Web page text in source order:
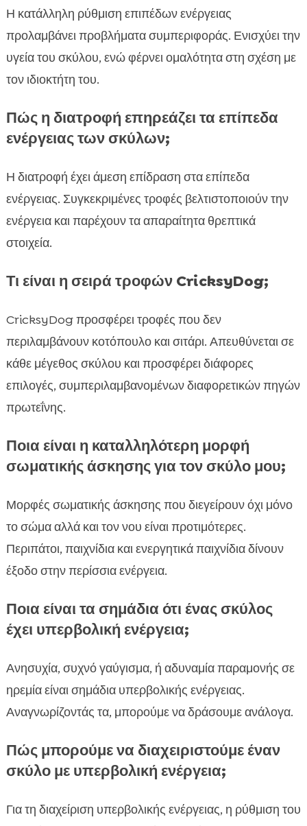
Η κατάλληλη ρύθμιση επιπέδων ενέργειας
προλαμβάνει προβλήματα συμπεριφοράς. Ενισχύει την
υγεία του σκύλου, ενώ φέρνει ομαλότητα στη σχέση με
τον ιδιοκτήτη του.
Πώς η διατροφή επηρεάζει τα επίπεδα
ενέργειας των σκύλων;
Η διατροφή έχει άμεση επίδραση στα επίπεδα
ενέργειας. Συγκεκριμένες τροφές βελτιστοποιούν την
ενέργεια και παρέχουν τα απαραίτητα θρεπτικά
στοιχεία.
Τι είναι η σειρά τροφών CricksyDog;
CricksyDog προσφέρει τροφές που δεν
περιλαμβάνουν κοτόπουλο και σιτάρι. Απευθύνεται σε
κάθε μέγεθος σκύλου και προσφέρει διάφορες
επιλογές, συμπεριλαμβανομένων διαφορετικών πηγών
πρωτεΐνης.
Ποια είναι η καταλληλότερη μορφή
σωματικής άσκησης για τον σκύλο μου;
Μορφές σωματικής άσκησης που διεγείρουν όχι μόνο
το σώμα αλλά και τον νου είναι προτιμότερες.
Περιπάτοι, παιχνίδια και ενεργητικά παιχνίδια δίνουν
έξοδο στην περίσσια ενέργεια.
Ποια είναι τα σημάδια ότι ένας σκύλος
έχει υπερβολική ενέργεια;
Ανησυχία, συχνό γαύγισμα, ή αδυναμία παραμονής σε
ηρεμία είναι σημάδια υπερβολικής ενέργειας.
Αναγνωρίζοντάς τα, μπορούμε να δράσουμε ανάλογα.
Πώς μπορούμε να διαχειριστούμε έναν
σκύλο με υπερβολική ενέργεια;
Για τη διαχείριση υπερβολικής ενέργειας, η ρύθμιση του